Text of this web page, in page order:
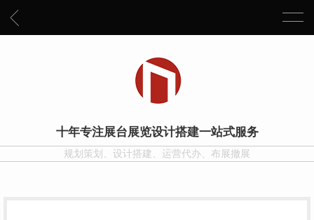
十年专注展台展览设计搭建一站式服务
规划策划、设计搭建、运营代办、布展撤展